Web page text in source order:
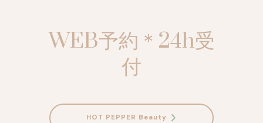
WEB予約＊24h受
付
HOT PEPPER Beauty